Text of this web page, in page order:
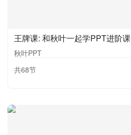
王牌课: 和秋叶一起学PPT进阶课
秋叶PPT
共68节